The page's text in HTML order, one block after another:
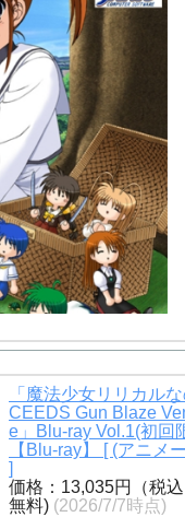
「魔法少女リリカル
CEEDS Gun Blaze
e」Blu-ray Vol.1(初回
【Blu-ray】 [ (アニメ
]
価格：13,035円（税
無料) (2026/7/7時点)